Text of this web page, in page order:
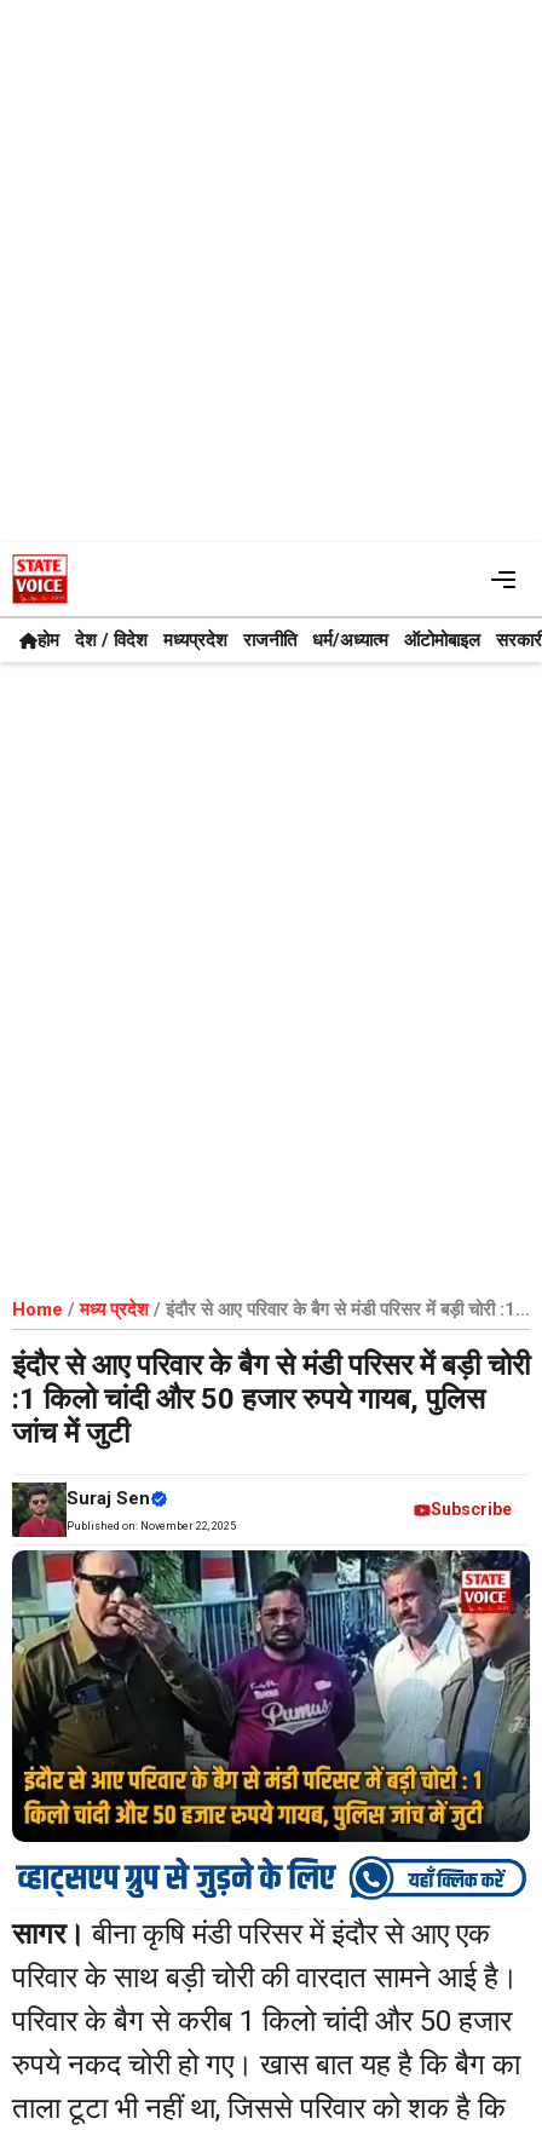
Skip
to
content
होम देश / विदेश मध्यप्रदेश राजनीति धर्म/अध्यात्म ऑटोमोबाइल
Home /मध्य प्रदेश/ इंदौर से आए परिवार के बैग से मंडी परिसर में बड़ी चोरी :1
किलो चांदी और 50 हजार रुपये गायब, पुलिस जांच में जुटी
इंदौर से आए परिवार के बैग से मंडी परिसर में बड़ी चोरी
:1 किलो चांदी और 50 हजार रुपये गायब, पुलिस
जांच में जुटी
Suraj Sen
Published on: November 22, 2025
Subscribe
सागर। बीना कृषि मंडी परिसर में इंदौर से आए एक
परिवार के साथ बड़ी चोरी की वारदात सामने आई है।
परिवार के बैग से करीब 1 किलो चांदी और 50 हजार
रुपये नकद चोरी हो गए। खास बात यह है कि बैग का
ताला टूटा भी नहीं था, जिससे परिवार को शक है कि